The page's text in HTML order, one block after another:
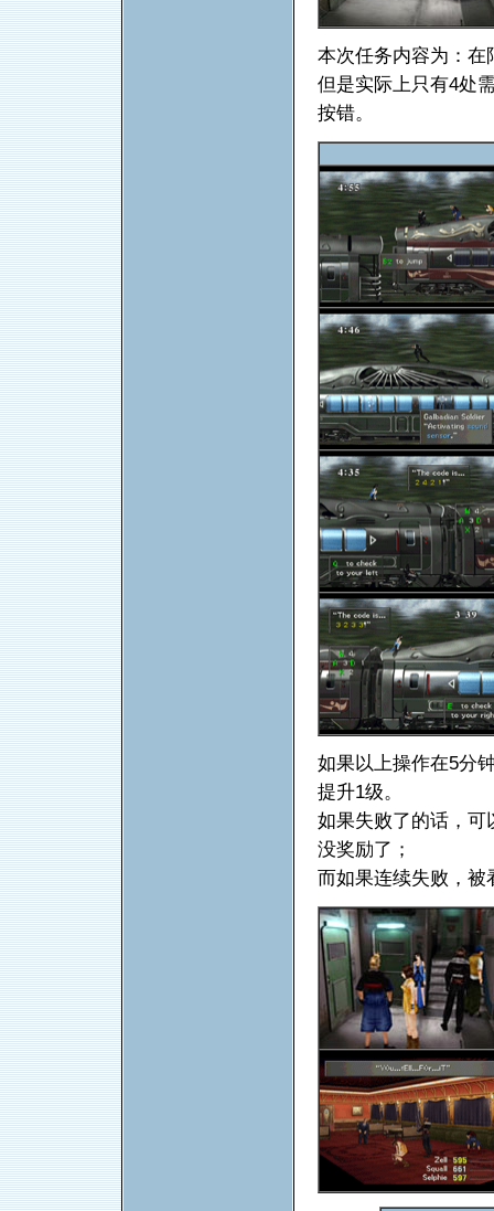
本次任务内容为：在
但是实际上只有4处
按错。
如果以上操作在5分
提升1级。
如果失败了的话，可
没奖励了；
而如果连续失败，被